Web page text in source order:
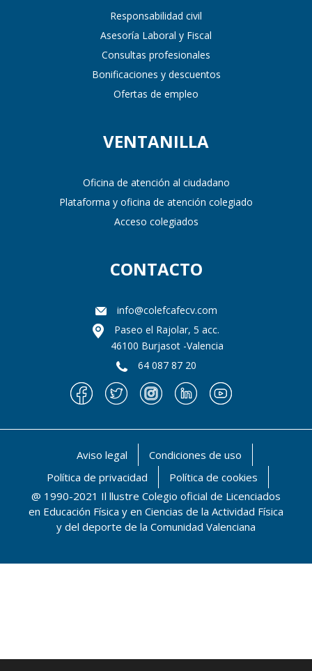
Responsabilidad civil
Asesoría Laboral y Fiscal
Consultas profesionales
Bonificaciones y descuentos
Ofertas de empleo
VENTANILLA
Oficina de atención al ciudadano
Plataforma y oficina de atención colegiado
Acceso colegiados
CONTACTO
info@colefcafecv.com
Paseo el Rajolar, 5 acc.
46100 Burjasot -Valencia
64 087 87 20
Aviso legal
Condiciones de uso
Política de privacidad
Política de cookies
@ 1990-2021 Il llustre Colegio oficial de Licenciados
en Educación Física y en Ciencias de la Actividad Física
y del deporte de la Comunidad Valenciana